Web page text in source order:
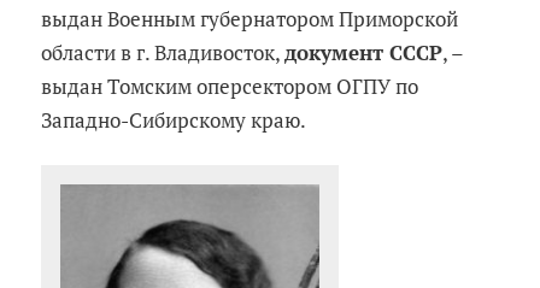
выдан Военным губернатором Приморской
области в г. Владивосток, документ СССР, –
выдан Томским оперсектором ОГПУ по
Западно-Сибирскому краю.